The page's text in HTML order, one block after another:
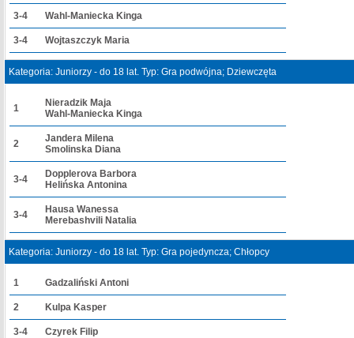
3-4 Wahl-Maniecka Kinga
3-4 Wojtaszczyk Maria
Kategoria: Juniorzy - do 18 lat. Typ: Gra podwójna; Dziewczęta
1
Nieradzik Maja
Wahl-Maniecka Kinga
2
Jandera Milena
Smolinska Diana
3-4
Dopplerova Barbora
Helińska Antonina
3-4
Hausa Wanessa
Merebashvili Natalia
Kategoria: Juniorzy - do 18 lat. Typ: Gra pojedyncza; Chłopcy
1 Gadzaliński Antoni
2 Kulpa Kasper
3-4 Czyrek Filip